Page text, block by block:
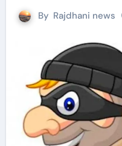
By Rajdhani news